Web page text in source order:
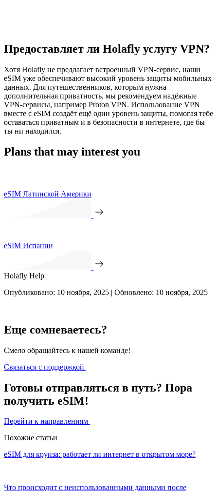
Предоставляет ли Holafly услугу VPN?
Хотя Holafly не предлагает встроенный VPN-сервис, наши
eSIM уже обеспечивают высокий уровень защиты мобильных
данных. Для путешественников, которым нужна
дополнительная приватность, мы рекомендуем надёжные
VPN-сервисы, например Proton VPN. Использование VPN
вместе с eSIM создаёт ещё один уровень защиты, помогая тебе
оставаться приватным и в безопасности в интернете, где бы
ты ни находился.
Plans that may interest you
eSIM Латинской Америки
eSIM Испании
Holafly Help |
Опубликовано: 10 ноября, 2025 | Обновлено: 10 ноября, 2025
Еще сомневаетесь?
Смело обращайтесь к нашей команде!
Связаться с поддержкой
Готовы отправляться в путь? Пора
получить eSIM!
Перейти к направлениям
Похожие статьи
eSIM для круиза: работает ли интернет в открытом море?
Что происходит с неиспользованными данными после